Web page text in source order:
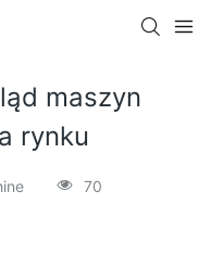
maszyn
rynku
70